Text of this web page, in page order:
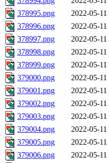
378995.png
2022-05-11
378996.png
2022-05-11
378997.png
2022-05-11
378998.png
2022-05-11
378999.png
2022-05-11
379000.png
2022-05-11
379001.png
2022-05-11
379002.png
2022-05-11
379003.png
2022-05-11
379004.png
2022-05-11
379005.png
2022-05-11
379006.png
2022-05-11